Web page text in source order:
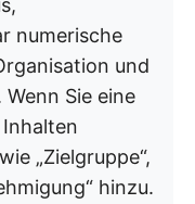
numerische
und
Sie eine
„Zielgruppe“,
hinzu.